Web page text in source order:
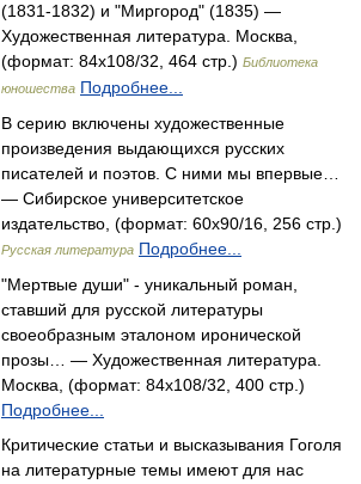
(1831-1832) и "Миргород" (1835) —
Художественная литература. Москва,
(формат: 84x108/32, 464 стр.) Библиотека
юношества Подробнее...
В серию включены художественные
произведения выдающихся русских
писателей и поэтов. С ними мы впервые…
— Сибирское университетское
издательство, (формат: 60x90/16, 256 стр.)
Русская литература Подробнее...
"Мертвые души" - уникальный роман,
ставший для русской литературы
своеобразным эталоном иронической
прозы… — Художественная литература.
Москва, (формат: 84x108/32, 400 стр.)
Подробнее...
Критические статьи и высказывания Гоголя
на литературные темы имеют для нас